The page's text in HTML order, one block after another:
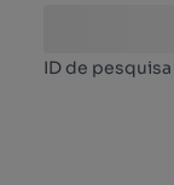
ID de pesquisa